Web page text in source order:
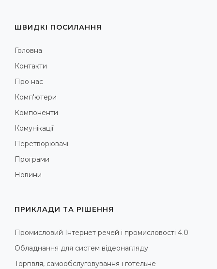
ШВИДКІ ПОСИЛАННЯ
Головна
Контакти
Про нас
Комп'ютери
Компоненти
Комунікації
Перетворювачі
Програми
Новини
ПРИКЛАДИ ТА РІШЕННЯ
Промисловий Інтернет речей і промисловості 4.0
Обладнання для систем відеонагляду
Торгівля, самообслуговування і готельне